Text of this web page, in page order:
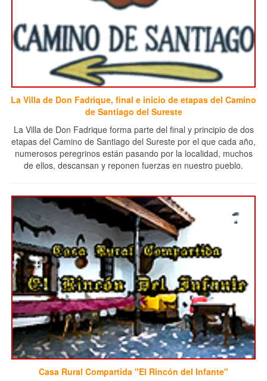
La Villa de Don Fadrique, final e inicio de etapas del Camino
de Santiago del Sureste
La Villa de Don Fadrique forma parte del final y principio de dos
etapas del Camino de Santiago del Sureste por el que cada año,
numerosos peregrinos están pasando por la localidad, muchos
de ellos, descansan y reponen fuerzas en nuestro pueblo.
Casa Rural Compartida "El Rincón del Infante"